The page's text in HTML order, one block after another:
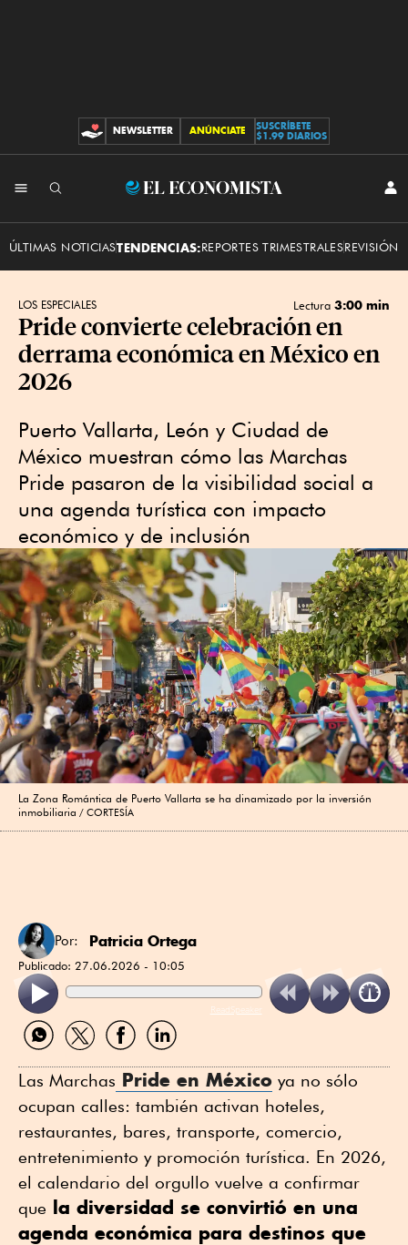
CONTRIBUCIONES
NEWSLETTER ANÚNCIATE
SUSCRÍBETE
$1.99 DIARIOS
El
ÚLTIMAS NOTICIASTENDENCIAS:REPORTES TRIMESTRALESREVISIÓN
LOS ESPECIALES Lectura 3:00 min
Pride convierte celebración en
derrama económica en México en
2026
Puerto Vallarta, León y Ciudad de
México muestran cómo las Marchas
Pride pasaron de la visibilidad social a
una agenda turística con impacto
económico y de inclusión
La Zona Romántica de Puerto Vallarta se ha dinamizado por la inversión
inmobiliaria
CORTESÍA
Por: Patricia Ortega
Publicado: 27.06.2026 - 10:05
ReadSpeaker
Compartir
por
Compartir
por
Compartir
por
Compartir
por
Las Marchas Pride en México ya no sólo
ocupan calles: también activan hoteles,
restaurantes, bares, transporte, comercio,
entretenimiento y promoción turística. En 2026,
el calendario del orgullo vuelve a confirmar
que la diversidad se convirtió en una
agenda económica para destinos que